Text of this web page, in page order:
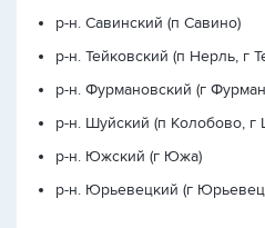
р-н. Савинский (п Савино)
р-н. Тейковский (п Нерль, г
р-н. Фурмановский (г
р-н. Шуйский (п Колобово, г
р-н. Южский (г Южа)
р-н. Юрьевецкий (г